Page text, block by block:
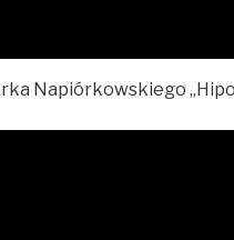
Napiórkowskiego